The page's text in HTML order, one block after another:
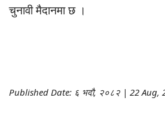
चुनावी मैदानमा छ ।
Published Date: ६ भदौ, २०८२ | 22 Aug,